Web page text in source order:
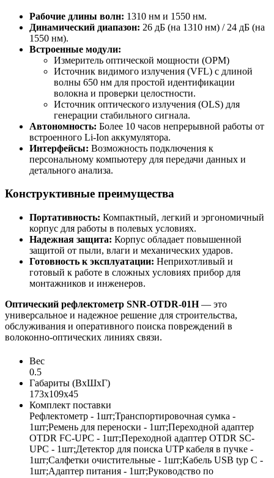
Рабочие длины волн: 1310 нм и 1550 нм.
Динамический диапазон: 26 дБ (на 1310 нм) / 24 дБ (на
1550 нм).
Встроенные модули:
Измеритель оптической мощности (OPM)
Источник видимого излучения (VFL) с длиной
волны 650 нм для простой идентификации
волокна и проверки целостности.
Источник оптического излучения (OLS) для
генерации стабильного сигнала.
Автономность: Более 10 часов непрерывной работы от
встроенного Li-Ion аккумулятора.
Интерфейсы: Возможность подключения к
персональному компьютеру для передачи данных и
детального анализа.
Конструктивные преимущества
Портативность: Компактный, легкий и эргономичный
корпус для работы в полевых условиях.
Надежная защита: Корпус обладает повышенной
защитой от пыли, влаги и механических ударов.
Готовность к эксплуатации: Неприхотливый и
готовый к работе в сложных условиях прибор для
монтажников и инженеров.
Оптический рефлектометр SNR-OTDR-01H— это
универсальное и надежное решение для строительства,
обслуживания и оперативного поиска повреждений в
волоконно-оптических линиях связи.
Вес
0.5
Габариты (ВхШхГ)
173x109x45
Комплект поставки
Рефлектометр - 1шт;Транспортировочная сумка -
1шт;Ремень для переноски - 1шт;Переходной адаптер
OTDR FC-UPC - 1шт;Переходной адаптер OTDR SC-
UPC - 1шт;Детектор для поиска UTP кабеля в пучке -
1шт;Салфетки очистительные - 1шт;Кабель USB typ C -
1шт;Адаптер питания - 1шт;Руководство по